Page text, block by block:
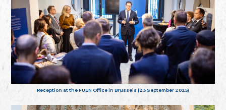
Reception at the FUEN Office in Brussels (23 September 2025)